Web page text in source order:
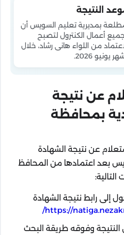
النتيجة
بمديرية تعليم السويس أن
أعمال الكنترول لتصبح
من اللواء هانى رشاد، خلال
يونيو 2026.
عن نتيجة
بمحافظة
عن نتيجة الشهادة
بعد اعتمادها من المحافظ
إلى رابط نتيجة الشهادة
https://
وفوقه طريقة البحث